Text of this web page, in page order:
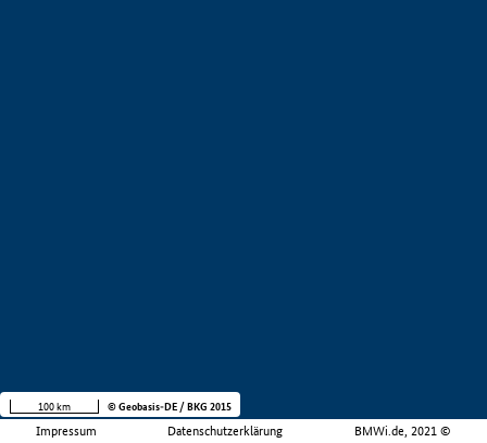
Impressum Datenschutzerklärung BMWi.de, 2021 ©
100 km © Geobasis-DE / BKG 2015